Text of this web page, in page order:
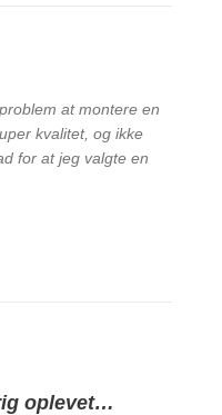
at montere en
kvalitet, og ikke
for at jeg valgte en
oplevet…